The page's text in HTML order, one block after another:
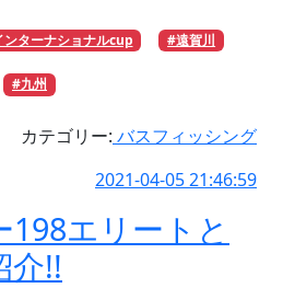
ターナショナルcup #遠賀川
#九州
カテゴリー: バスフィッシング
2021-04-05 21:46:59
エリートと
介!!